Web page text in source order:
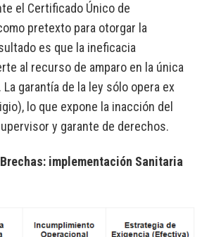
el Certificado Único de
pretexto para otorgar la
es que la ineficacia
al recurso de amparo en la única
garantía de la ley sólo opera ex
lo que expone la inacción del
y garante de derechos.
implementación Sanitaria